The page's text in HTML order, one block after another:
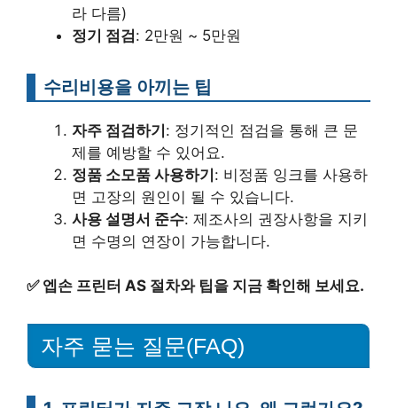
라 다름)
정기 점검: 2만원 ~ 5만원
수리비용을 아끼는 팁
자주 점검하기: 정기적인 점검을 통해 큰 문
제를 예방할 수 있어요.
정품 소모품 사용하기: 비정품 잉크를 사용하
면 고장의 원인이 될 수 있습니다.
사용 설명서 준수: 제조사의 권장사항을 지키
면 수명의 연장이 가능합니다.
✅ 엡손 프린터 AS 절차와 팁을 지금 확인해 보세요.
자주 묻는 질문(FAQ)